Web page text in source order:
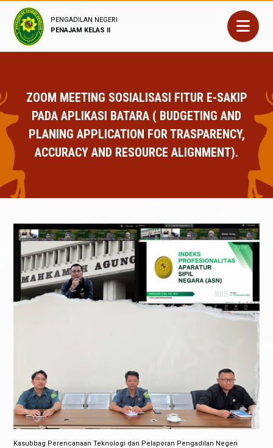
PENGADILAN NEGERI
PENAJAM KELAS II
ZOOM MEETING SOSIALISASI FITUR E-SAKIP
PADA APLIKASI BATARA ( BUDGETING AND
PLANING APPLICATION FOR TRASPARENCY,
ACCURACY AND RESOURCE ALIGNMENT).
Kasubbag Perencanaan Teknologi dan Pelaporan Pengadilan Negeri